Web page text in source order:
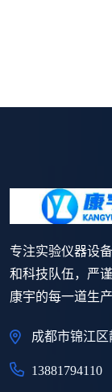
专注实验仪器设
和科技队伍，严
康宇的每一道生
成都市锦江区
13881794110